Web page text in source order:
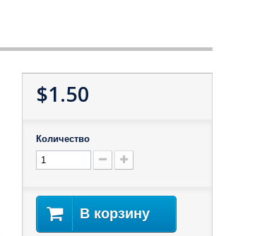
$1.50
Количество
В корзину